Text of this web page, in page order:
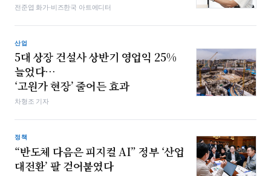
전준엽 화가·비즈한국 아트에디터
산업
5대 상장 건설사 상반기 영업익 25%
늘었다…
‘고원가 현장’ 줄어든 효과
차형조 기자
정책
“반도체 다음은 피지컬 AI” 정부 ‘산업
대전환’ 팔 걷어붙였다